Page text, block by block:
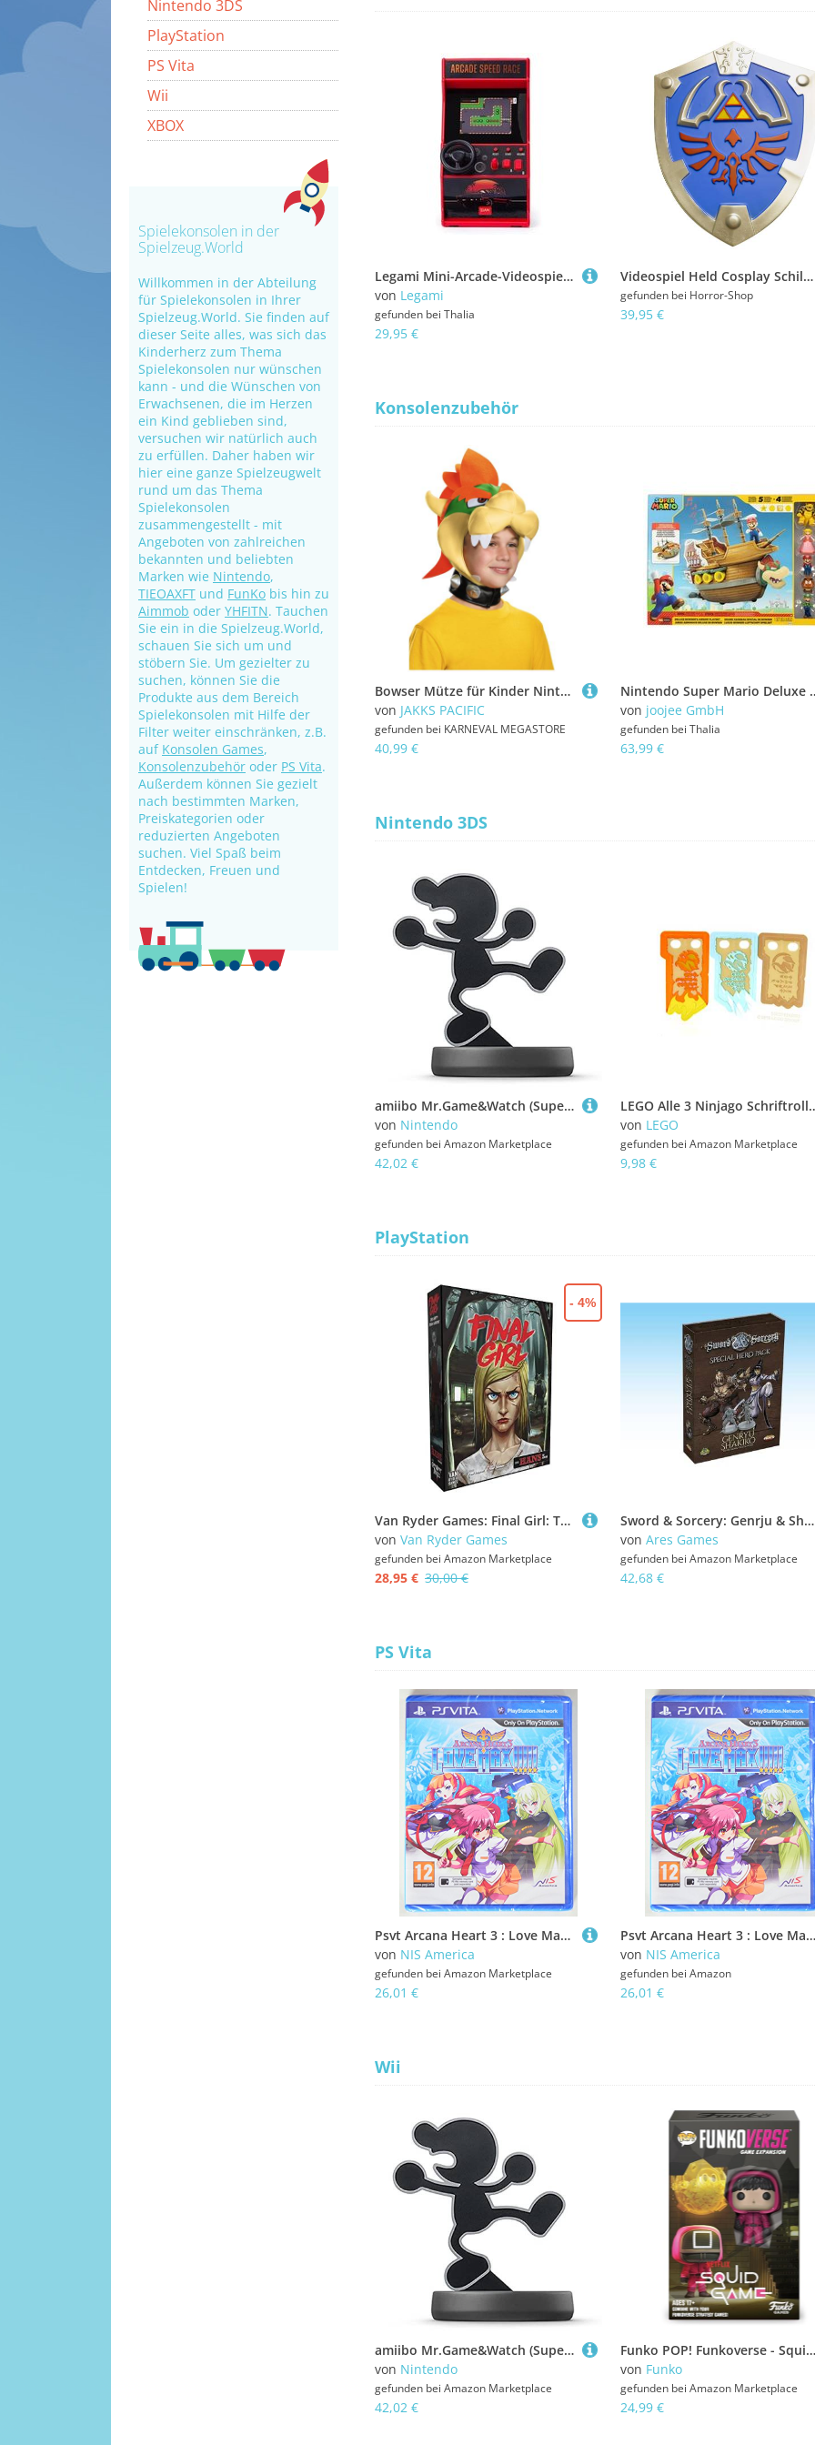
Nintendo 3DS
PlayStation
PS Vita
Wii
XBOX
Spielekonsolen in der
Spielzeug.World
Willkommen in der Abteilung
für Spielekonsolen in Ihrer
Spielzeug.World. Sie finden auf
dieser Seite alles, was sich das
Kinderherz zum Thema
Spielekonsolen nur wünschen
kann - und die Wünschen von
Erwachsenen, die im Herzen
ein Kind geblieben sind,
versuchen wir natürlich auch
zu erfüllen. Daher haben wir
hier eine ganze Spielzeugwelt
rund um das Thema
Spielekonsolen
zusammengestellt - mit
Angeboten von zahlreichen
bekannten und beliebten
Marken wie Nintendo,
TIEOAXFT und FunKo bis hin zu
Aimmob oder YHFITN. Tauchen
Sie ein in die Spielzeug.World,
schauen Sie sich um und
stöbern Sie. Um gezielter zu
suchen, können Sie die
Produkte aus dem Bereich
Spielekonsolen mit Hilfe der
Filter weiter einschränken, z.B.
auf Konsolen Games,
Konsolenzubehör oder PS Vita.
Außerdem können Sie gezielt
nach bestimmten Marken,
Preiskategorien oder
reduzierten Angeboten
suchen. Viel Spaß beim
Entdecken, Freuen und
Spielen!
Legami Mini-Arcade-Videospiel - Arcade Speed Race
von Legami
gefunden bei Thalia
29,95 €
Videospiel Held Cosplay Schild 44x55 cm
gefunden bei Horror-Shop
39,95 €
Konsolenzubehör
Bowser Mütze für Kinder Nintendo Lizenzartikel bunt
von JAKKS PACIFIC
gefunden bei KARNEVAL MEGASTORE
40,99 €
Nintendo Super Mario
von joojee GmbH
gefunden bei Thalia
63,99 €
Nintendo 3DS
amiibo Mr.Game&Watch (Super Smash Bros Series) for Nintendo Wii U, Nintendo 3DS
von Nintendo
gefunden bei Amazon Marketplace
42,02 €
LEGO Alle 3
von LEGO
gefunden bei Amazon Marketplace
9,98 €
PlayStation
Van Ryder Games: Final Girl: The Happy Trails Horror - Brettspiel für 1 Spieler ab 14 Jahren
von Van Ryder Games
gefunden bei Amazon Marketplace
28,95 € 30,00 €
- 4%
Sword & Sorcery: Genrju & Shakiko Hero Pack - White/Black Monk
von Ares Games
gefunden bei Amazon Marketplace
42,68 €
PS Vita
Psvt Arcana Heart 3 : Love Max (Eu)
von NIS America
gefunden bei Amazon Marketplace
26,01 €
Psvt Arcana Heart 3 : Love Max (Eu)
von NIS America
gefunden bei Amazon
26,01 €
Wii
amiibo Mr.Game&Watch (Super Smash Bros Series) for Nintendo Wii U, Nintendo 3DS
von Nintendo
gefunden bei Amazon Marketplace
42,02 €
Funko POP! Funkoverse - Squid Spiel - 101 [1er Pack], Mehrfarbig, Einheitsgröße, 65556
von Funko
gefunden bei Amazon Marketplace
24,99 €